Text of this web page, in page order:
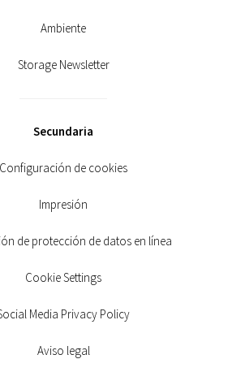
Ambiente
Storage Newsletter
Secundaria
Configuración de cookies
Impresión
de protección de datos en línea
Cookie Settings
Media Privacy Policy
Aviso legal